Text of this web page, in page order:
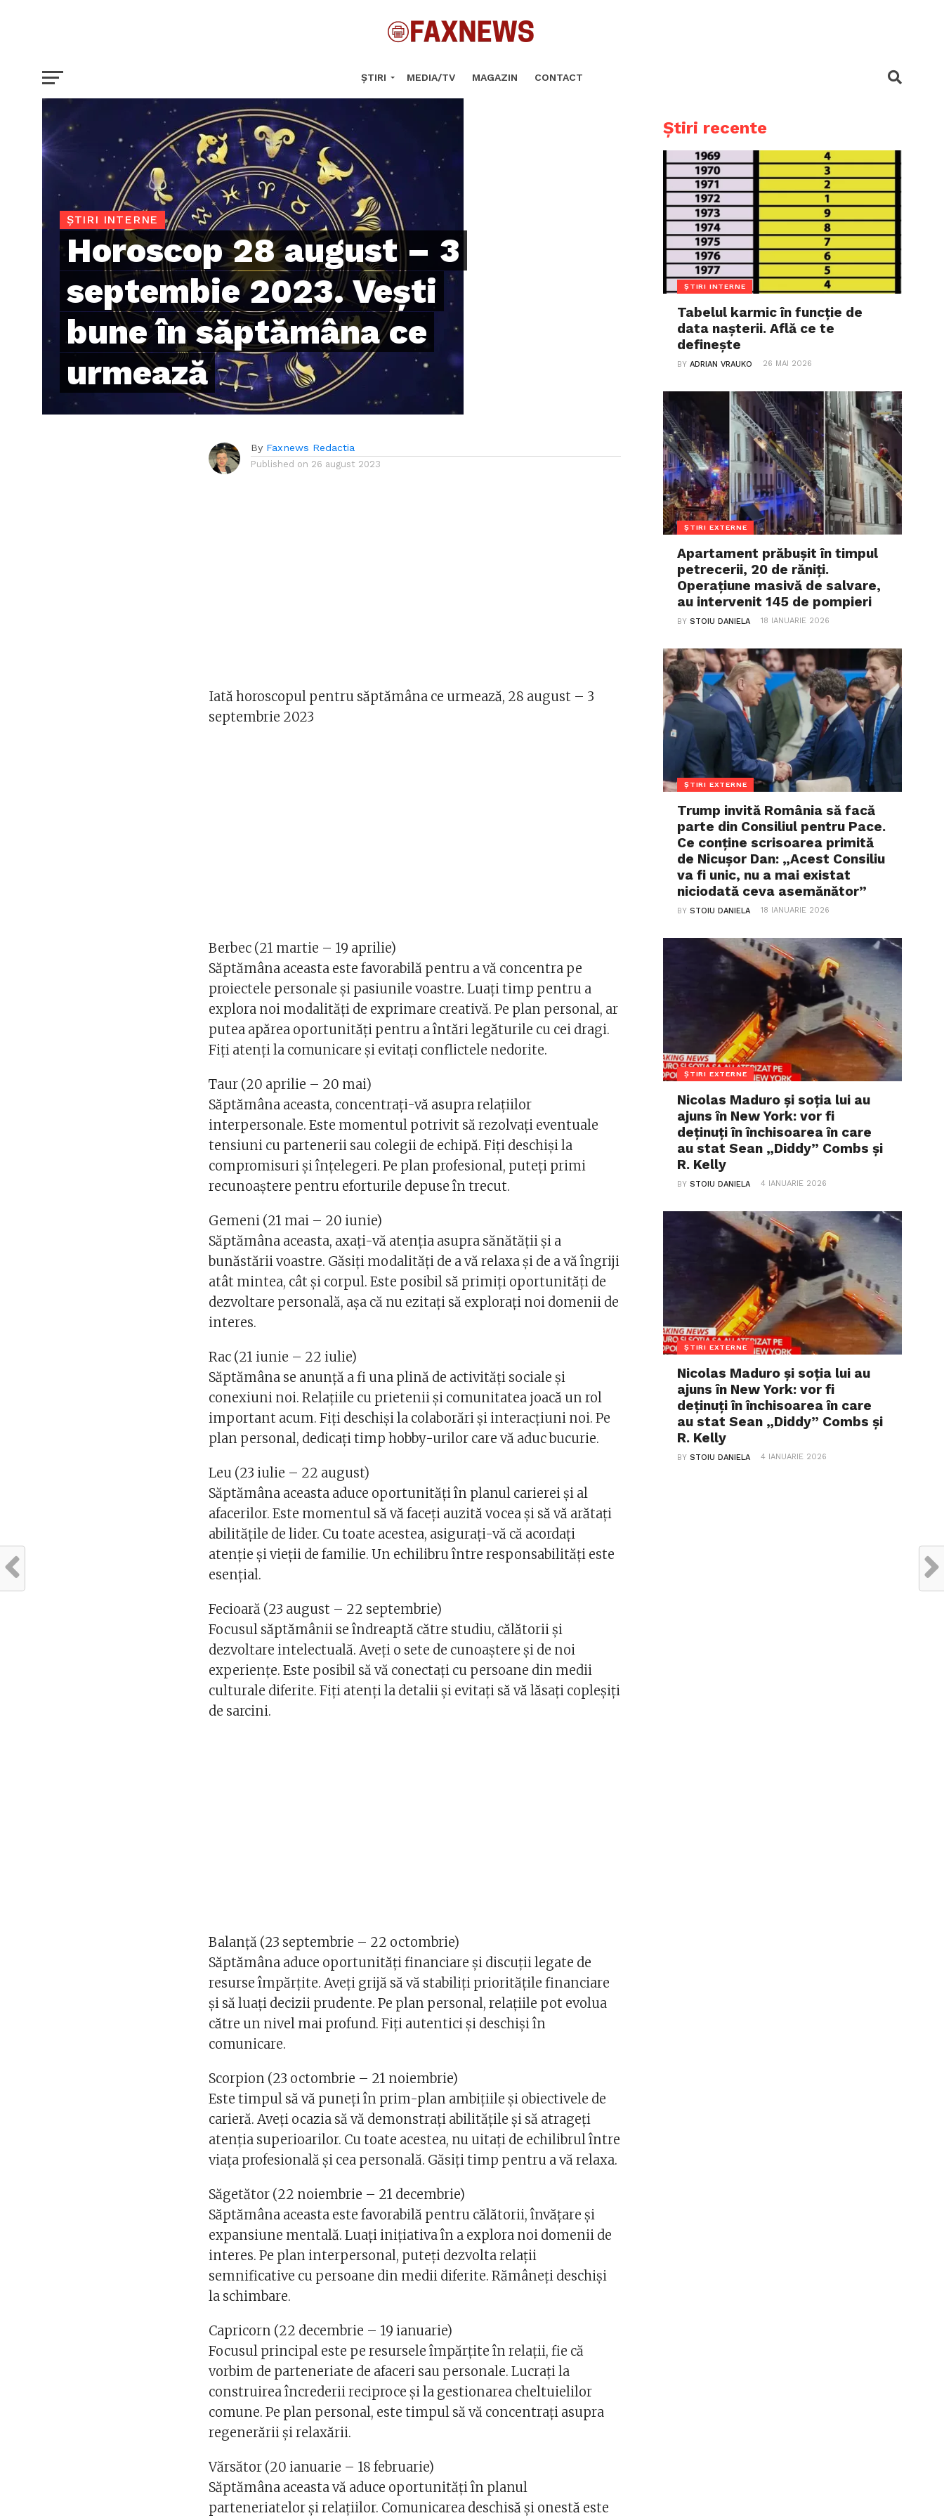
ȘTIRI MEDIA/TV MAGAZIN CONTACT
ȘTIRI INTERNE
Horoscop 28 august – 3
septembie 2023. Vești
bune în săptămâna ce
urmează
By Faxnews Redactia
Published on 26 august 2023
Iată horoscopul pentru săptămâna ce urmează, 28 august – 3
septembrie 2023
Berbec (21 martie – 19 aprilie)
Săptămâna aceasta este favorabilă pentru a vă concentra pe
proiectele personale și pasiunile voastre. Luați timp pentru a
explora noi modalități de exprimare creativă. Pe plan personal, ar
putea apărea oportunități pentru a întări legăturile cu cei dragi.
Fiți atenți la comunicare și evitați conflictele nedorite.
Taur (20 aprilie – 20 mai)
Săptămâna aceasta, concentrați-vă asupra relațiilor
interpersonale. Este momentul potrivit să rezolvați eventuale
tensiuni cu partenerii sau colegii de echipă. Fiți deschiși la
compromisuri și înțelegeri. Pe plan profesional, puteți primi
recunoaștere pentru eforturile depuse în trecut.
Gemeni (21 mai – 20 iunie)
Săptămâna aceasta, axați-vă atenția asupra sănătății și a
bunăstării voastre. Găsiți modalități de a vă relaxa și de a vă îngriji
atât mintea, cât și corpul. Este posibil să primiți oportunități de
dezvoltare personală, așa că nu ezitați să explorați noi domenii de
interes.
Rac (21 iunie – 22 iulie)
Săptămâna se anunță a fi una plină de activități sociale și
conexiuni noi. Relațiile cu prietenii și comunitatea joacă un rol
important acum. Fiți deschiși la colaborări și interacțiuni noi. Pe
plan personal, dedicați timp hobby-urilor care vă aduc bucurie.
Leu (23 iulie – 22 august)
Săptămâna aceasta aduce oportunități în planul carierei și al
afacerilor. Este momentul să vă faceți auzită vocea și să vă arătați
abilitățile de lider. Cu toate acestea, asigurați-vă că acordați
atenție și vieții de familie. Un echilibru între responsabilități este
esențial.
Fecioară (23 august – 22 septembrie)
Focusul săptămânii se îndreaptă către studiu, călătorii și
dezvoltare intelectuală. Aveți o sete de cunoaștere și de noi
experiențe. Este posibil să vă conectați cu persoane din medii
culturale diferite. Fiți atenți la detalii și evitați să vă lăsați copleșiți
de sarcini.
Balanță (23 septembrie – 22 octombrie)
Săptămâna aduce oportunități financiare și discuții legate de
resurse împărțite. Aveți grijă să vă stabiliți prioritățile financiare
și să luați decizii prudente. Pe plan personal, relațiile pot evolua
către un nivel mai profund. Fiți autentici și deschiși în
comunicare.
Scorpion (23 octombrie – 21 noiembrie)
Este timpul să vă puneți în prim-plan ambițiile și obiectivele de
carieră. Aveți ocazia să vă demonstrați abilitățile și să atrageți
atenția superioarilor. Cu toate acestea, nu uitați de echilibrul între
viața profesională și cea personală. Găsiți timp pentru a vă relaxa.
Săgetător (22 noiembrie – 21 decembrie)
Săptămâna aceasta este favorabilă pentru călătorii, învățare și
expansiune mentală. Luați inițiativa în a explora noi domenii de
interes. Pe plan interpersonal, puteți dezvolta relații
semnificative cu persoane din medii diferite. Rămâneți deschiși
la schimbare.
Capricorn (22 decembrie – 19 ianuarie)
Focusul principal este pe resursele împărțite în relații, fie că
vorbim de parteneriate de afaceri sau personale. Lucrați la
construirea încrederii reciproce și la gestionarea cheltuielilor
comune. Pe plan personal, este timpul să vă concentrați asupra
regenerării și relaxării.
Vărsător (20 ianuarie – 18 februarie)
Săptămâna aceasta vă aduce oportunități în planul
parteneriatelor și relațiilor. Comunicarea deschisă și onestă este
Știri recente
ȘTIRI INTERNE
Tabelul karmic în funcție de
data nașterii. Află ce te
definește
BYADRIAN VRAUKO 26 MAI 2026
ȘTIRI EXTERNE
Apartament prăbușit în timpul
petrecerii, 20 de răniți.
Operațiune masivă de salvare,
au intervenit 145 de pompieri
BYSTOIU DANIELA 18 IANUARIE 2026
ȘTIRI EXTERNE
Trump invită România să facă
parte din Consiliul pentru Pace.
Ce conține scrisoarea primită
de Nicușor Dan: „Acest Consiliu
va fi unic, nu a mai existat
niciodată ceva asemănător”
BYSTOIU DANIELA 18 IANUARIE 2026
ȘTIRI EXTERNE
Nicolas Maduro și soția lui au
ajuns în New York: vor fi
deținuți în închisoarea în care
au stat Sean „Diddy” Combs și
R. Kelly
BYSTOIU DANIELA 4 IANUARIE 2026
ȘTIRI EXTERNE
Nicolas Maduro și soția lui au
ajuns în New York: vor fi
deținuți în închisoarea în care
au stat Sean „Diddy” Combs și
R. Kelly
BYSTOIU DANIELA 4 IANUARIE 2026